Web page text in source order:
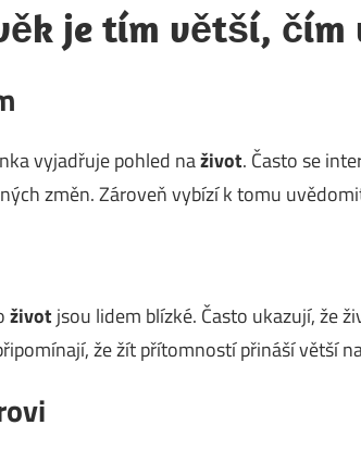
je tím větší, čím
vyjadřuje pohled naživot. Často se
změn. Zároveň vybízí k tomu
život jsou lidem blízké. Často ukazují, že
že žít přítomností přináší větší